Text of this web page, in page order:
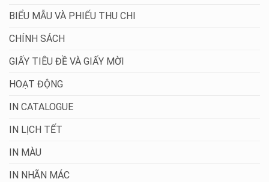
BIỂU MẪU VÀ PHIẾU THU CHI
CHÍNH SÁCH
GIẤY TIÊU ĐỀ VÀ GIẤY MỜI
HOẠT ĐỘNG
IN CATALOGUE
IN LỊCH TẾT
IN MÀU
IN NHÃN MÁC